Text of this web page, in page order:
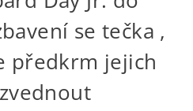
se tečka ,
předkrm jejich